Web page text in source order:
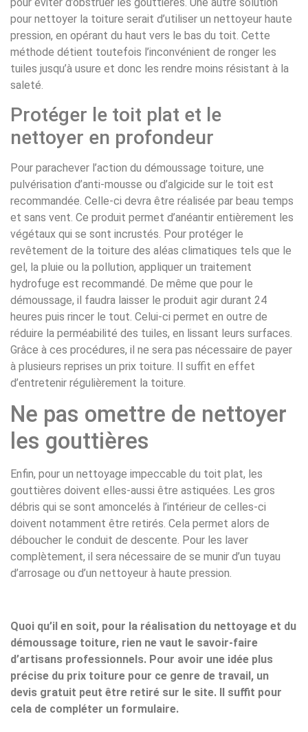
pour nettoyer la toiture serait d’utiliser un nettoyeur haute
pression, en opérant du haut vers le bas du toit. Cette
méthode détient toutefois l’inconvénient de ronger les
tuiles jusqu’à usure et donc les rendre moins résistant à la
saleté.
Protéger le toit plat et le
nettoyer en profondeur
Pour parachever l’action du démoussage toiture, une
pulvérisation d’anti-mousse ou d’algicide sur le toit est
recommandée. Celle-ci devra être réalisée par beau temps
et sans vent. Ce produit permet d’anéantir entièrement les
végétaux qui se sont incrustés. Pour protéger le
revêtement de la toiture des aléas climatiques tels que le
gel, la pluie ou la pollution, appliquer un traitement
hydrofuge est recommandé. De même que pour le
démoussage, il faudra laisser le produit agir durant 24
heures puis rincer le tout. Celui-ci permet en outre de
réduire la perméabilité des tuiles, en lissant leurs surfaces.
Grâce à ces procédures, il ne sera pas nécessaire de payer
à plusieurs reprises un prix toiture. Il suffit en effet
d’entretenir régulièrement la toiture.
Ne pas omettre de nettoyer
les gouttières
Enfin, pour un nettoyage impeccable du toit plat, les
gouttières doivent elles-aussi être astiquées. Les gros
débris qui se sont amoncelés à l’intérieur de celles-ci
doivent notamment être retirés. Cela permet alors de
déboucher le conduit de descente. Pour les laver
complètement, il sera nécessaire de se munir d’un tuyau
d’arrosage ou d’un nettoyeur à haute pression.
Quoi qu’il en soit, pour la réalisation du nettoyage et du
démoussage toiture, rien ne vaut le savoir-faire
d’artisans professionnels. Pour avoir une idée plus
précise du prix toiture pour ce genre de travail, un
devis gratuit peut être retiré sur le site. Il suffit pour
cela de compléter un formulaire.